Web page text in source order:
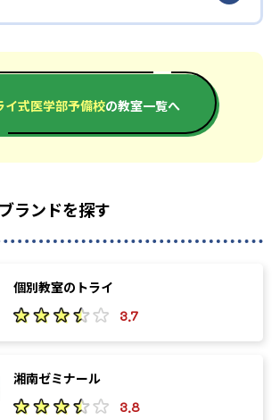
- 琉球大学 -
校 - 岩手医科大学 -
- 獨協医科大学 -
- -
杏林大学
- 順天堂大学 -
帝京大学
東京医科大学
科大学 -
大学 - 東邦大学
イ式医学部予備校の教室一覧へ
ランドを探す
個別教室のトライ
3.7
湘南ゼミナール
3.8